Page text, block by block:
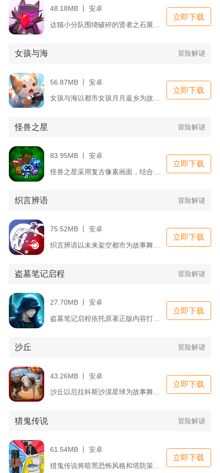
48.18MB 丨 安卓
立即下载
女孩与海 冒险解谜
56.87MB 丨 安卓
女孩与海以都市女孩月月返乡为故事起点，融合合成闯关、海岛建造...
立即下载
怪兽之星 冒险解谜
83.95MB 丨 安卓
立即下载
织言辨语 冒险解谜
75.52MB 丨 安卓
织言辨语以未来架空都市为故事舞台，主打文字推理与意识交互解谜...
立即下载
盗墓笔记启程 冒险解谜
27.70MB 丨 安卓
盗墓笔记启程依托原著正版内容打造探险向手游，玩家以九门后人身...
立即下载
沙丘 冒险解谜
43.26MB 丨 安卓
沙丘以厄拉科斯沙漠星球为故事舞台，融合卡牌策略与资源争夺核心...
立即下载
猎鬼传说 冒险解谜
61.54MB 丨 安卓
猎鬼传说将暗黑恐怖风格和塔防策略玩法相互融合，玩家穿梭在幽暗...
立即下载